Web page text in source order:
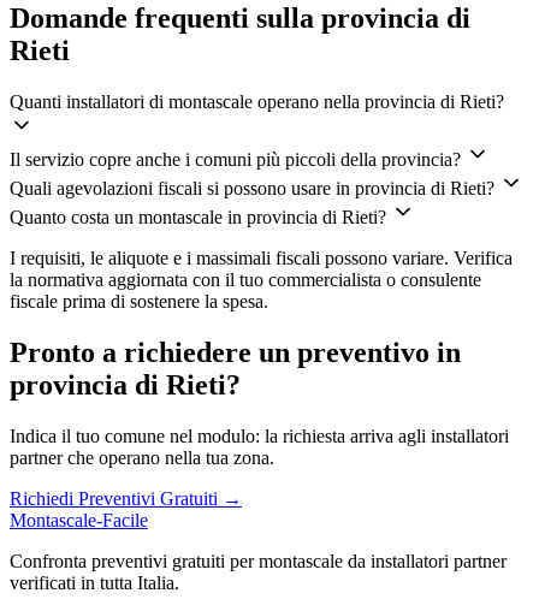
Domande frequenti sulla provincia di
Rieti
Quanti installatori di montascale operano nella provincia di Rieti?
Il servizio copre anche i comuni più piccoli della provincia?
Quali agevolazioni fiscali si possono usare in provincia di Rieti?
Quanto costa un montascale in provincia di Rieti?
I requisiti, le aliquote e i massimali fiscali possono variare. Verifica
la normativa aggiornata con il tuo commercialista o consulente
fiscale prima di sostenere la spesa.
Pronto a richiedere un preventivo in
provincia di Rieti?
Indica il tuo comune nel modulo: la richiesta arriva agli installatori
partner che operano nella tua zona.
Richiedi Preventivi Gratuiti →
Montascale-Facile
Confronta preventivi gratuiti per montascale da installatori partner
verificati in tutta Italia.